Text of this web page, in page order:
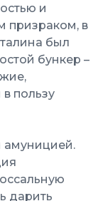
и
призраком, в
был
бункер –
пользу
амуницией.
дарить